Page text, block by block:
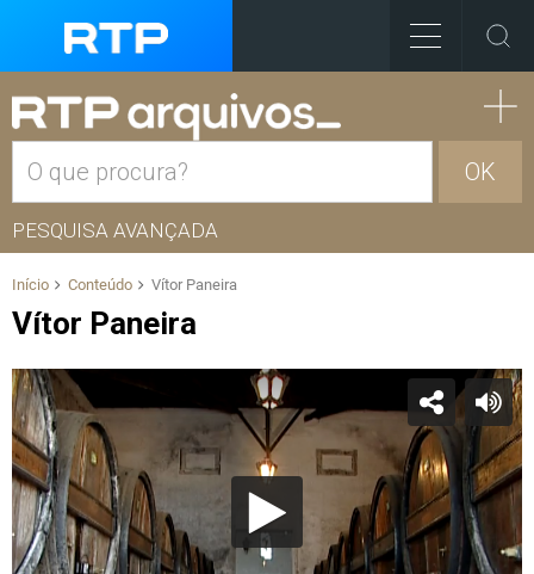
OK
PESQUISA AVANÇADA
Início Conteúdo Vítor Paneira
Vítor Paneira